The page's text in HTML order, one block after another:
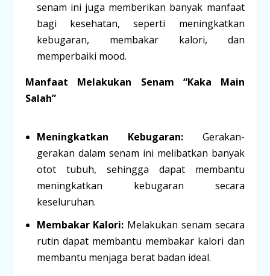
senam ini juga memberikan banyak manfaat
bagi kesehatan, seperti meningkatkan
kebugaran, membakar kalori, dan
memperbaiki mood.
Manfaat Melakukan Senam “Kaka Main
Salah”
Meningkatkan Kebugaran:Gerakan-
gerakan dalam senam ini melibatkan banyak
otot tubuh, sehingga dapat membantu
meningkatkan kebugaran secara
keseluruhan.
Membakar Kalori: Melakukan senam secara
rutin dapat membantu membakar kalori dan
membantu menjaga berat badan ideal.